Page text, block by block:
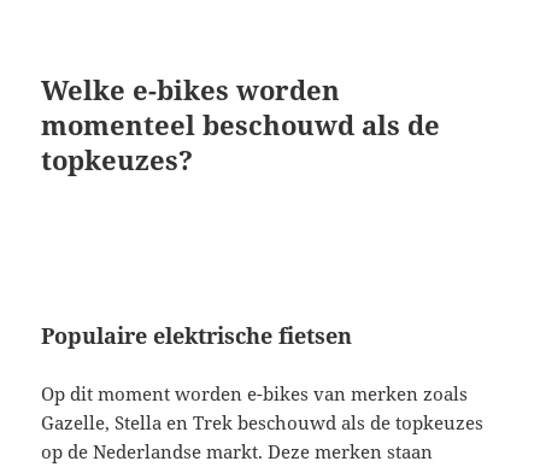
Welke e-bikes worden
momenteel beschouwd als de
topkeuzes?
Populaire elektrische fietsen
Op dit moment worden e-bikes van merken zoals
Gazelle, Stella en Trek beschouwd als de topkeuzes
op de Nederlandse markt. Deze merken staan